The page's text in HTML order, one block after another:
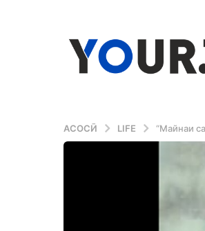
АСОСӢ LIFE “Майнаи